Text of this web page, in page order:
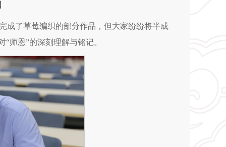
成了草莓编织的部分作品，但大家纷纷将半成
师恩”的深刻理解与铭记。